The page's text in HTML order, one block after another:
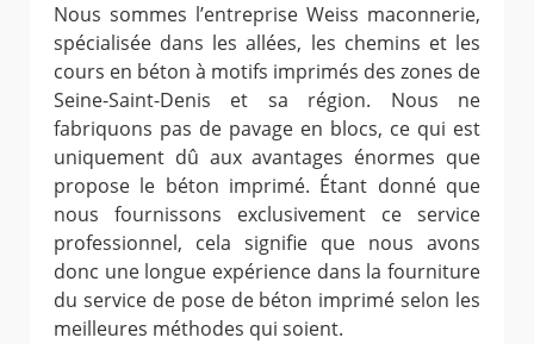
Nous sommes l’entreprise Weiss maconnerie,
spécialisée dans les allées, les chemins et les
cours en béton à motifs imprimés des zones de
Seine-Saint-Denis et sa région. Nous ne
fabriquons pas de pavage en blocs, ce qui est
uniquement dû aux avantages énormes que
propose le béton imprimé. Étant donné que
nous fournissons exclusivement ce service
professionnel, cela signifie que nous avons
donc une longue expérience dans la fourniture
du service de pose de béton imprimé selon les
meilleures méthodes qui soient.